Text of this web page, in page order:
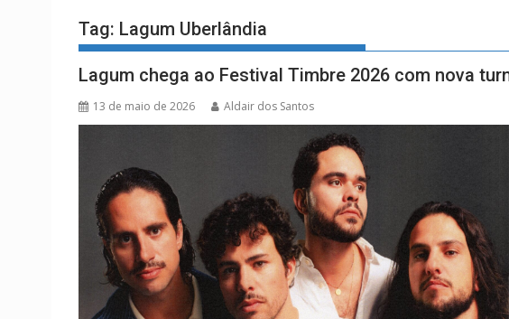
Tag: Lagum Uberlândia
Lagum chega ao Festival Timbre 2026 com nova
13 de maio de 2026 Aldair dos Santos